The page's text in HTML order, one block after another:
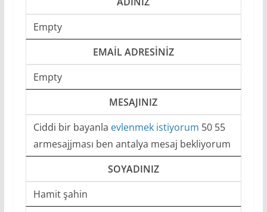
Empty
EMAIL ADRESINIZ
Empty
MESAJINIZ
Ciddi bir bayanla evlenmek istiyorum 50 55
armesajjması ben antalya mesaj bekliyorum
SOYADINIZ
Hamit şahin